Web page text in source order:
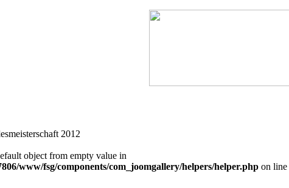
2012
object from empty value in
www/fsg/components/com_joomgallery/helpers/helper.phpon line